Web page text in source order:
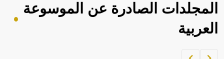
المجلدات الصادرة عن الموسوعة
العربية